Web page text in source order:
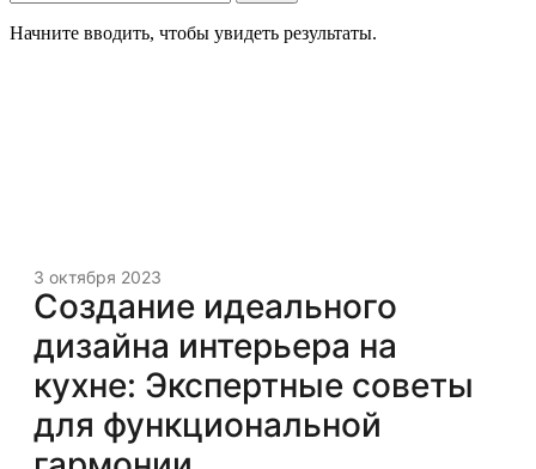
Начните вводить, чтобы увидеть результаты.
3 октября 2023
Создание идеального
дизайна интерьера на
кухне: Экспертные советы
для функциональной